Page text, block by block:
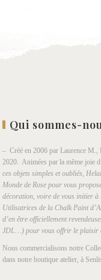
Qui sommes-
– Créé en 2006 par Laurence M.,
2020. Animées par la même joie
ces objets simples et oubliés,
Monde de Rose pour vous
décoration, voire de vous initier à
Utilisatrices de la Chalk Paint
d’en être officiellement
JDL…) pour vous offrir le plaisir
Nous commercialisons notre
dans notre boutique atelier, à